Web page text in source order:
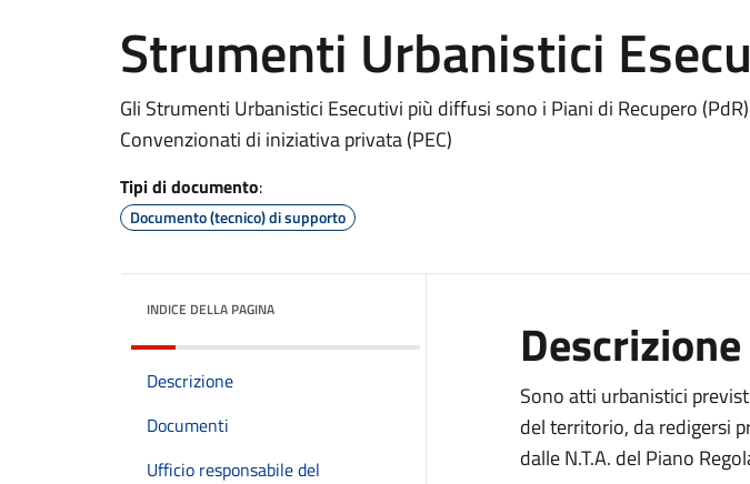
Strumenti Urbanistici
Gli Strumenti Urbanistici Esecutivi più diffusi sono i Piani di Recupero
Convenzionati di iniziativa privata (PEC)
Tipi di documento:
Documento (tecnico) di supporto
INDICE DELLA PAGINA
Descrizione
Documenti
Ufficio responsabile del
Descrizione
Sono atti urbanistici
del territorio, da redigersi
dalle N.T.A. del Piano